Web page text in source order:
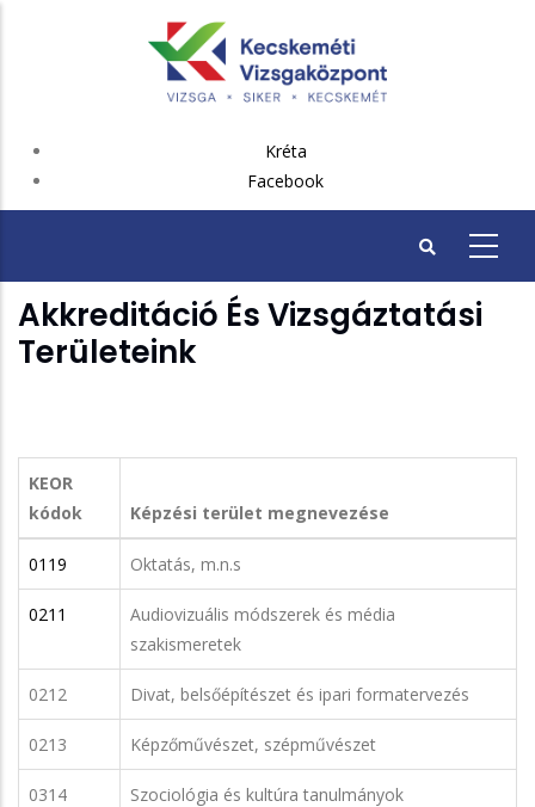
FEJLÉC
Kréta
Facebook
Akkreditáció És Vizsgáztatási
Területeink
KEOR
kódok
Képzési terület megnevezése
0119 Oktatás, m.n.s
0211
Audiovizuális módszerek és média
szakismeretek
0212 Divat, belsőépítészet és ipari formatervezés
0213 Képzőművészet, szépművészet
0314 Szociológia és kultúra tanulmányok